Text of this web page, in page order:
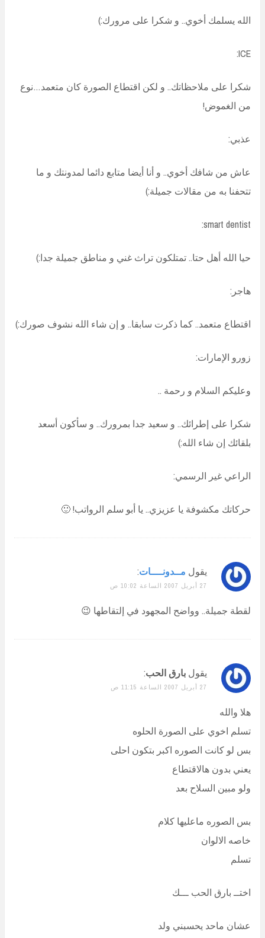
الله يسلمك أخوي.. و شكرا على مرورك:)
ICE:
شكرا على ملاحظاتك.. و لكن اقتطاع الصورة كان متعمد…نوع
من الغموض!
عذبي:
عاش من شافك أخوي.. و أنا أيضا متابع دائما لمدونتك و ما
تتحفنا به من مقالات جميلة:)
smart dentist:
حيا الله أهل حتا.. تمتلكون تراث غني و مناطق جميلة جدا:)
هاجر:
اقتطاع متعمد.. كما ذكرت سابقا.. و إن شاء الله نشوف صورك:)
زورو الإمارات:
وعليكم السلام و رحمة ..
شكرا على إطرائك.. و سعيد جدا بمرورك.. و سأكون أسعد
بلقائك إن شاء الله:)
الراعي غير الرسمي:
حركاتك مكشوفة يا عزيزي.. يا أبو سلم الرواتب! 🙂
يقول مــدونــــات:
27 أبريل 2007 الساعة 10:02 ص
لقطة جميلة.. وواضح المجهود في إلتقاطها 😉
يقول بارق الحب:
27 أبريل 2007 الساعة 11:15 ص
هلا والله
تسلم اخوي على الصورة الحلوه
بس لو كانت الصوره اكبر بتكون احلى
يعني بدون هالاقتطاع
ولو مبين السلاح بعد
بس الصوره ماعليها كلام
خاصه الالوان
تسلم
اختــ بارق الحب ـــك
عشان ماحد يحسبني ولد